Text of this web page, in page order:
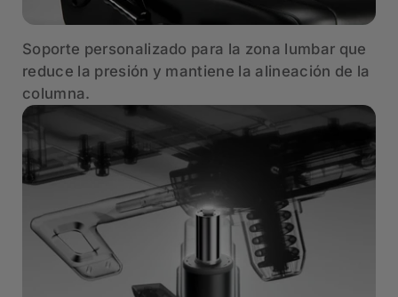
Soporte personalizado para la zona lumbar que
reduce la presión y mantiene la alineación de la
columna.